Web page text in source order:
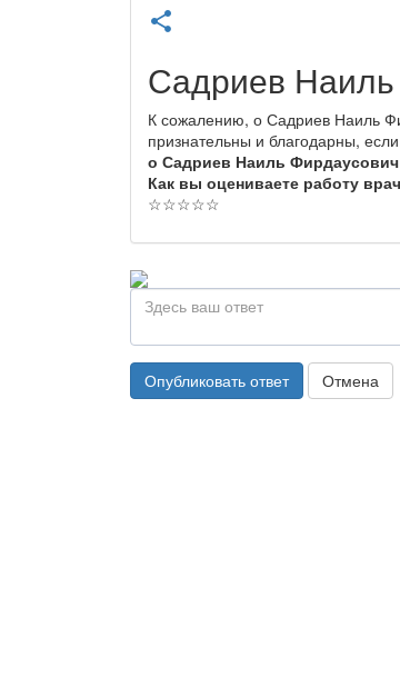
share
Садриев
К сожалению, о Садриев Наиль
признательны и благодарны,
о Садриев Наиль Фирдаусович
Как вы оцениваете работу
☆☆☆☆☆
Опубликовать ответ Отмена